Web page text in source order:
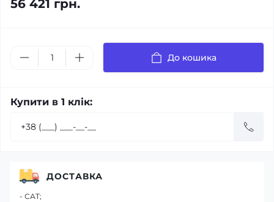
56 421 грн.
До кошика
Купити в 1 клік:
ДОСТАВКА
- САТ;